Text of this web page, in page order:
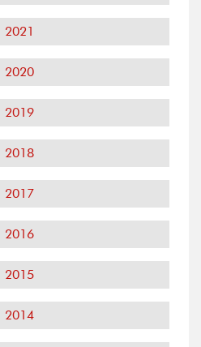
2021
2020
2019
2018
2017
2016
2015
2014